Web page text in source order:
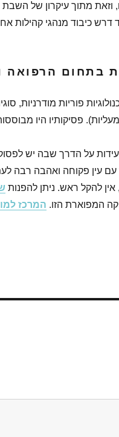
וזאת מתוך עיקרון של
דרש כיבוד מנהגי קהילות
פוריות מודרניות,
פסיקותיו היו
על הדרך שבה יש
עם עין פקוחה ואהבה רבה
להקל ראש. ניתן להפנות
המפוארת הזו. המרכז